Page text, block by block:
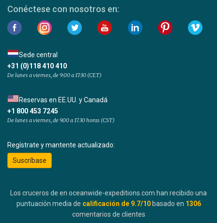
Conéctese con nosotros en:
Sede central
+31 (0)118 410 410
De lunes a viernes, de 9:00 a 17:30 (CET)
Reservas en EE.UU. y Canadá
+1 800 453 7245
De lunes a viernes, de 9.00 a 17.30 horas (CST)
Regístrate y mantente actualizado:
Suscríbase
Los cruceros de en oceanwide-expeditions.com han recibido una
puntuación media de calificación de 9.7/10 basado en 1306
comentarios de clientes